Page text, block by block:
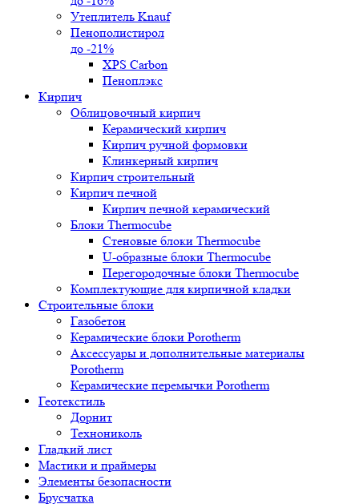
Утеплитель Knauf
Пенополистирол
до -21%
XPS Carbon
Пеноплэкс
Кирпич
Облицовочный кирпич
Керамический кирпич
Кирпич ручной формовки
Клинкерный кирпич
Кирпич строительный
Кирпич печной
Кирпич печной керамический
Блоки Thermocube
Стеновые блоки Thermocube
U-образные блоки Thermocube
Перегородочные блоки Thermocube
Комплектующие для кирпичной кладки
Строительные блоки
Газобетон
Керамические блоки Porotherm
Аксессуары и дополнительные материалы
Porotherm
Керамические перемычки Porotherm
Геотекстиль
Дорнит
Технониколь
Гладкий лист
Мастики и праймеры
Элементы безопасности
Брусчатка